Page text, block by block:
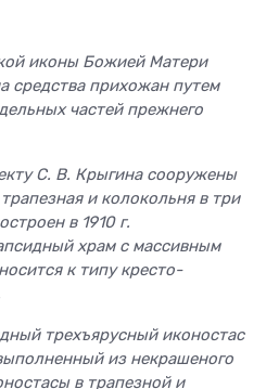
иконы Божией Матери
средства прихожан путем
частей прежнего
С. В. Крыгина сооружены
и колокольня в три
в 1910 г.
храм с массивным
к типу кресто-
трехъярусный иконостас
из некрашеного
в трапезной и